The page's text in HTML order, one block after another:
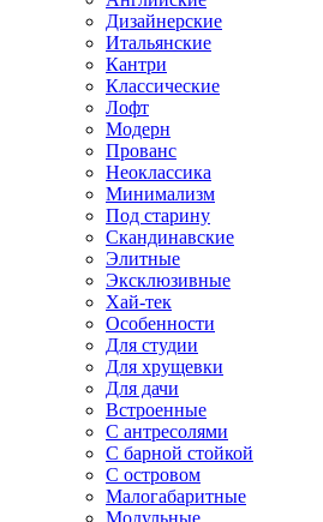
Дизайнерские
Итальянские
Кантри
Классические
Лофт
Модерн
Прованс
Неоклассика
Минимализм
Под старину
Скандинавские
Элитные
Эксклюзивные
Хай-тек
Особенности
Для студии
Для хрущевки
Для дачи
Встроенные
С антресолями
С барной стойкой
С островом
Малогабаритные
Модульные